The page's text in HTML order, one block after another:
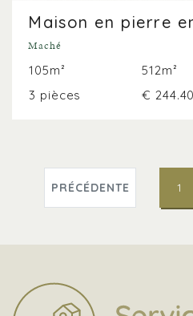
Maison en pierre
Maché
105m²
512m²
3 pièces
€
PRÉCÉDENTE 1